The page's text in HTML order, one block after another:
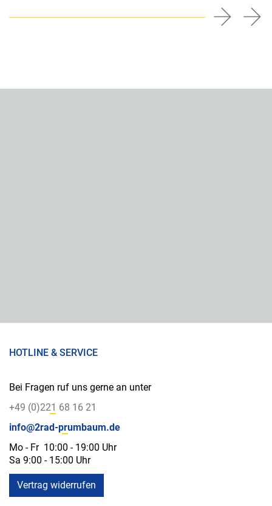
HOTLINE & SERVICE
Bei Fragen ruf uns gerne an unter
+49 (0)221 68 16 21
info@2rad-prumbaum.de
Mo - Fr 10:00 - 19:00 Uhr
Sa 9:00 - 15:00 Uhr
Vertrag widerrufen